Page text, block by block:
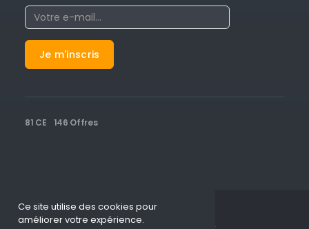
Ce site utilise des cookies pour
améliorer votre expérience.
81 CE 146 Offres